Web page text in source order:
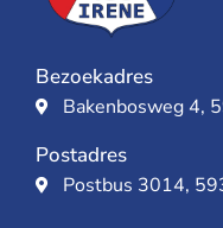
Bezoekadres
Bakenbosweg 4,
Postadres
Postbus 3014,